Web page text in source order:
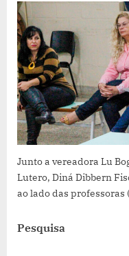
Junto a vereadora Lu
Lutero, Diná Dibbern
ao lado das professoras
Pesquisa